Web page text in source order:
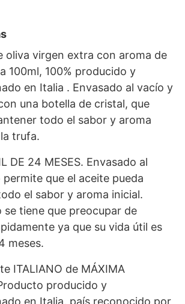
oliva virgen extra con aroma de
100ml, 100% producido y
en Italia . Envasado al vacío y
una botella de cristal, que
todo el sabor y aroma
trufa.
DE 24 MESES. Envasado al
que el aceite pueda
el sabor y aroma inicial.
se tiene que preocupar de
ya que su vida útil es
meses.
ITALIANO de MÁXIMA
producido y
en Italia, país reconocido por